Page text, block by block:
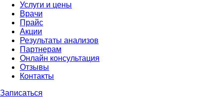
Услуги и цены
Врачи
Прайс
Акции
Результаты анализов
Партнерам
Онлайн консультация
Отзывы
Контакты
Записаться